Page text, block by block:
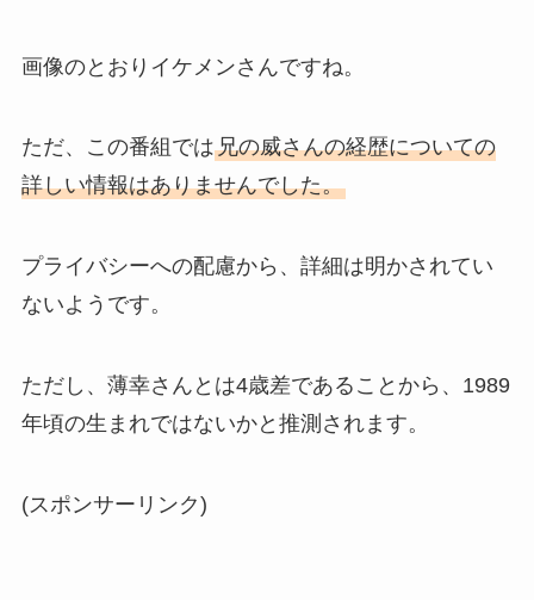
画像のとおりイケメンさんですね。
ただ、この番組では兄の威さんの経歴についての
詳しい情報はありませんでした。
プライバシーへの配慮から、詳細は明かされてい
ないようです。
ただし、薄幸さんとは4歳差であることから、1989
年頃の生まれではないかと推測されます。
(スポンサーリンク)